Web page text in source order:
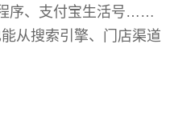
序、支付宝生活号……
从搜索引擎、门店渠道